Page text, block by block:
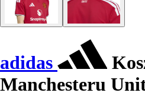
adidas
Manchesteru